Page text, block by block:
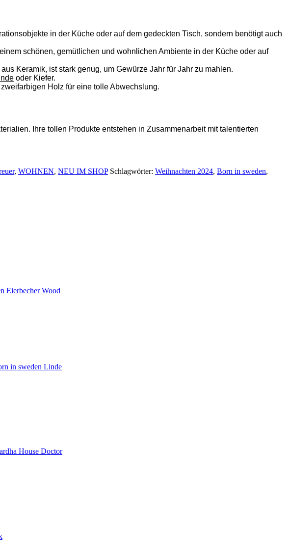
in der Küche oder auf dem gedeckten Tisch, sondern benötigt auch
schönen, gemütlichen und wohnlichen Ambiente in der Küche oder auf
Keramik, ist stark genug, um Gewürze Jahr für Jahr zu mahlen.
oder Kiefer.
Holz für eine tolle Abwechslung.
Ihre tollen Produkte entstehen in Zusammenarbeit mit talentierten
, WOHNEN, NEU IM SHOP Schlagwörter: Weihnachten 2024, Born in sweden,